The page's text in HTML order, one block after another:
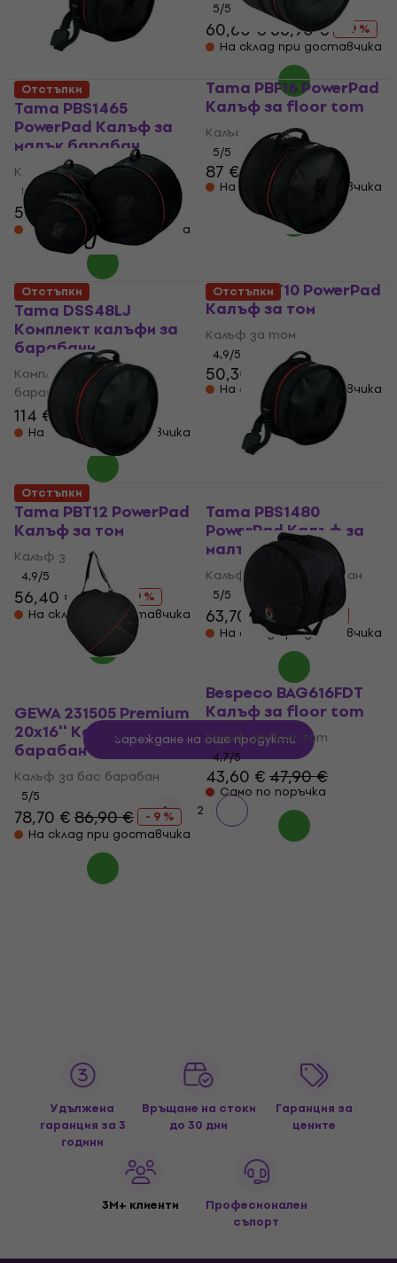
5/5
60,60 € 66,90 €
- 9 %
На склад при доставчика
Tama PBS1465
PowerPad Калъф за
малък барабан
Калъф за малък барабан
5/5
53,40 €59 €
На склад при доставчика
Tama PBF16 PowerPad
Калъф за floor tom
Калъф за floor tom
5/5
87 €
На склад при доставчика
Отстъпки
Tama DSS48LJ
Комплект калъфи за
барабани
Комплект калъфи за
барабани
114 € 129 €
На склад при доставчика
Tama PBT10 PowerPad
Калъф за том
Калъф за том
4,9/5
50,30 € 53 €
На склад при доставчика
Отстъпки
Tama PBT12 PowerPad
Калъф за том
Калъф за том
4,9/5
56,40 €62 €
- 9 %
На склад при доставчика
Отстъпки
Tama PBS1480
PowerPad Калъф за
малък барабан
Калъф за малък барабан
5/5
63,70 € 70 €
- 9 %
На склад при доставчика
Отстъпки
GEWA 231505 Premium
20x16'' Калъф за бас
барабан
Калъф за бас барабан
5/5
78,70 €86,90 €
- 9 %
На склад при доставчика
Bespeco BAG616FDT
Калъф за floor tom
Калъф за floor tom
4,7/5
43,60 €47,90 €
Само по поръчка
Зареждане на още продукти
1 2
Удължена
гаранция за 3
години
Връщане на стоки
до 30 дни
Гаранция за
цените
3M+ клиенти
Професионален
съпорт